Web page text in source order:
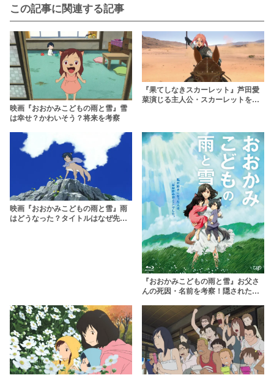
この記事に関連する記事
映画『おおかみこどもの雨と雪』雪
は幸せ？かわいそう？将来を考察
『果てしなきスカーレット』芦田愛
菜演じる主人公・スカーレットを解
映画『おおかみこどもの雨と雪』雨
はどうなった？タイトルはなぜ先な
『おおかみこどもの雨と雪』お父さ
んの死因・名前を考察！隠された切